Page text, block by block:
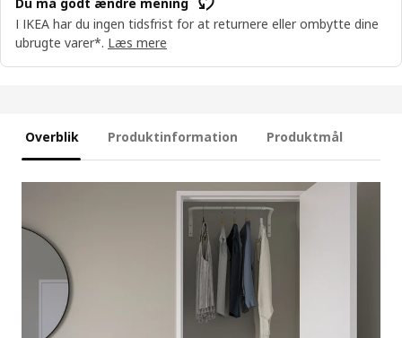
I IKEA har du ingen tidsfrist for at returnere eller ombytte dine
ubrugte varer*. Læs mere
Overblik Produktinformation Produktmål